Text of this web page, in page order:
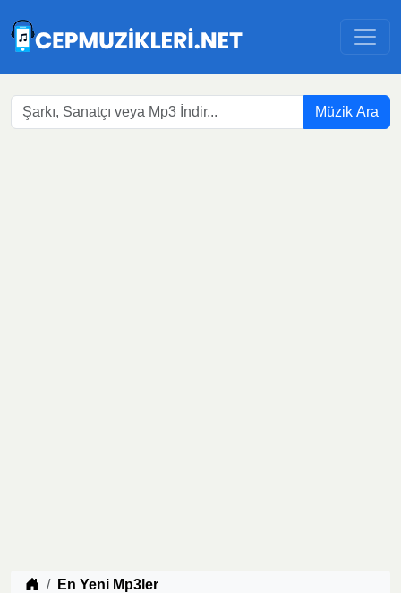
Müzik Ara
Müzik indir
En Yeni Mp3ler